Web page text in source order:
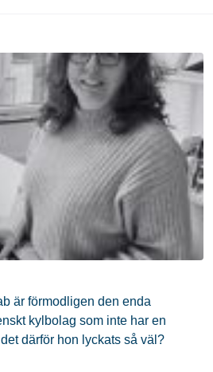
är förmodligen den enda
kylbolag som inte har en
därför hon lyckats så väl?